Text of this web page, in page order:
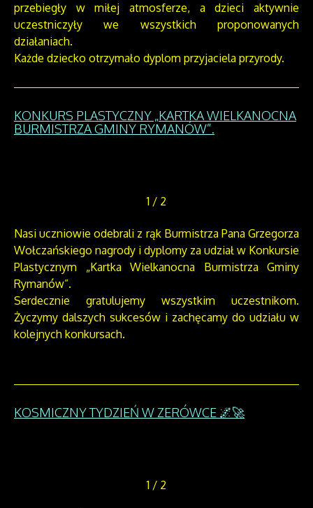
przebiegły w miłej atmosferze, a dzieci aktywnie
uczestniczyły we wszystkich proponowanych
działaniach.
Każde dziecko otrzymało dyplom przyjaciela przyrody.
KONKURS PLASTYCZNY „KARTKA WIELKANOCNA
BURMISTRZA GMINY RYMANÓW”.
1 / 2
Nasi uczniowie odebrali z rąk Burmistrza Pana Grzegorza
Wołczańskiego nagrody i dyplomy za udział w Konkursie
Plastycznym „Kartka Wielkanocna Burmistrza Gminy
Rymanów”.
Serdecznie gratulujemy wszystkim uczestnikom.
Życzymy dalszych sukcesów i zachęcamy do udziału w
kolejnych konkursach.
KOSMICZNY TYDZIEŃ W ZERÓWCE 🌌🚀
1 / 2